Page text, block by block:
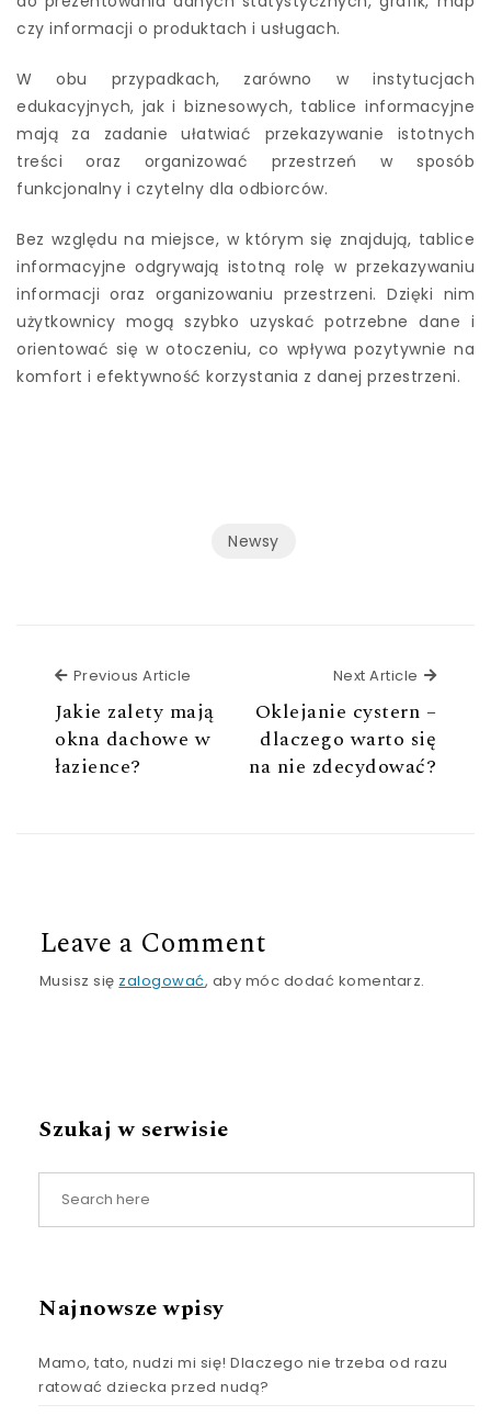
czy informacji o produktach i usługach.
W obu przypadkach, zarówno w instytucjach
edukacyjnych, jak i biznesowych, tablice informacyjne
mają za zadanie ułatwiać przekazywanie istotnych
treści oraz organizować przestrzeń w sposób
funkcjonalny i czytelny dla odbiorców.
Bez względu na miejsce, w którym się znajdują, tablice
informacyjne odgrywają istotną rolę w przekazywaniu
informacji oraz organizowaniu przestrzeni. Dzięki nim
użytkownicy mogą szybko uzyskać potrzebne dane i
orientować się w otoczeniu, co wpływa pozytywnie na
komfort i efektywność korzystania z danej przestrzeni.
Newsy
Previous Article
Jakie zalety mają
okna dachowe w
łazience?
Next Article Next
Oklejanie cystern –
dlaczego warto się
na nie zdecydować?
Leave a Comment
Musisz się zalogować, aby móc dodać komentarz.
Szukaj w serwisie
Najnowsze wpisy
Mamo, tato, nudzi mi się! Dlaczego nie trzeba od razu
ratować dziecka przed nudą?